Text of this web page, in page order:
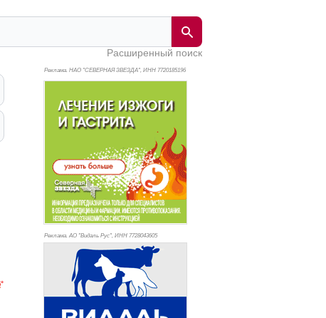
Расширенный поиск
Реклама. НАО "СЕВЕРНАЯ ЗВЕЗДА", ИНН 7720185196
Реклама. АО "Видаль Рус", ИНН 7728043605